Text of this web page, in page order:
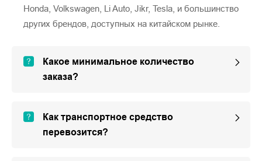
Honda, Volkswagen, Li Auto, Jikr, Tesla, и большинство
других брендов, доступных на китайском рынке.
Какое минимальное количество
заказа?
Как транспортное средство
перевозится?